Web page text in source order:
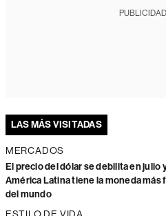
PUBLICIDAD
LAS MÁS VISITADAS
MERCADOS
El precio del dólar se debilita en julio
América Latina tiene la moneda más
del mundo